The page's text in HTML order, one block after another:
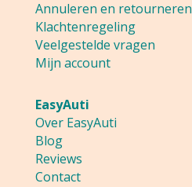
Annuleren en retourneren
Klachtenregeling
Veelgestelde vragen
Mijn account
EasyAuti
Over EasyAuti
Blog
Reviews
Contact